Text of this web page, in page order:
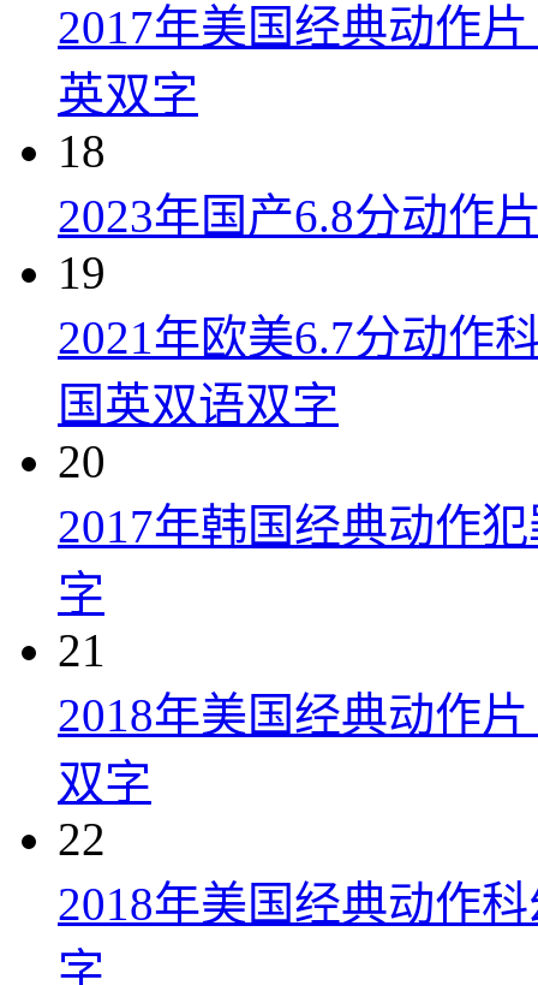
2017年美国经典动作
英双字
18
2023年国产6.8分动作
19
2021年欧美6.7分动作
国英双语双字
20
2017年韩国经典动作
字
21
2018年美国经典动作
双字
22
2018年美国经典动作
字